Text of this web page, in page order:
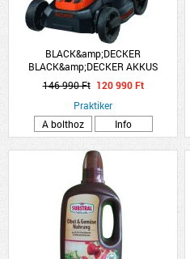
BLACK&amp;DECKER
BLACK&amp;DECKER AKKUS
FŰNYÍRÓ CLM3820L1-QW 36V 38CM
35L AKKUVAL ÉS TÖLTŐVEL
146 990 Ft 120 990 Ft
Praktiker
A bolthoz
Info